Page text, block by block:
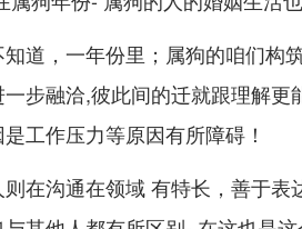
道，一年份里；属狗的咱们构
步融洽,彼此间的迁就跟理解
工作压力等原因有所障碍！
在沟通在领域 有特长，善于